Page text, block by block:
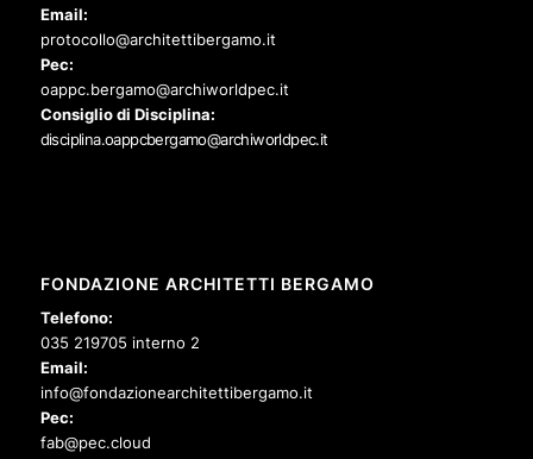
Email:
protocollo@architettibergamo.it
Pec:
oappc.bergamo@archiworldpec.it
Consiglio di Disciplina:
disciplina.oappcbergamo@archiworldpec.it
FONDAZIONE ARCHITETTI BERGAMO
Telefono:
035 219705 interno 2
Email:
info@fondazionearchitettibergamo.it
Pec:
fab@pec.cloud